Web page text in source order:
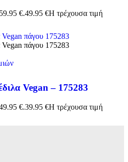
€.49.95 €Η τρέχουσα τιμή
Vegan – 175283
€.39.95 €Η τρέχουσα τιμή